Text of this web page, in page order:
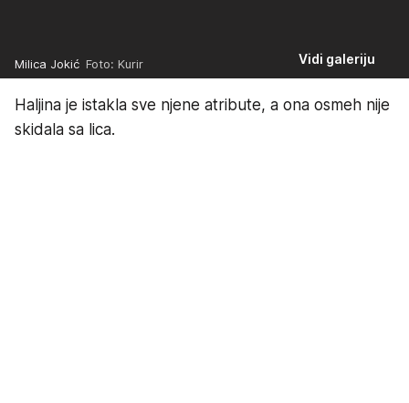
Vidi galeriju
Milica Jokić Foto: Kurir
Haljina je istakla sve njene atribute, a ona osmeh nije
skidala sa lica.